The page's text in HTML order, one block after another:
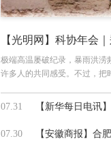
【光明网】科协年会
极端高温屡破纪录，暴雨洪涝
许多人的共同感受。不过，把
07.31 【新华每日电讯
07.30 【安徽商报】合